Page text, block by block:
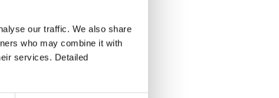
our traffic. We also share
who may combine it with
services. Detailed
akzeptieren